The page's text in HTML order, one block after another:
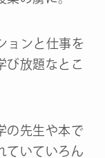
ョンと仕事を
び放題なとこ
の先生や本で
ていていろん